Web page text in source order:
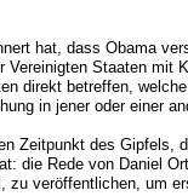
hat, dass Obama
Vereinigten Staaten mit
direkt betreffen,
in jener oder einer
Zeitpunkt des Gipfels,
die Rede von Daniel
zu veröffentlichen, um